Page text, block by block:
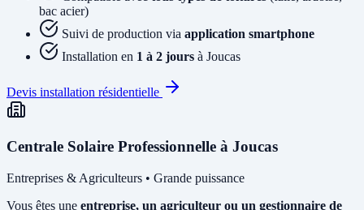
bac acier)
Suivi de production via application smartphone
Installation en 1 à 2 jours à Joucas
Devis installation résidentielle
Centrale Solaire Professionnelle à Joucas
Entreprises & Agriculteurs • Grande puissance
Vous êtes une entreprise, un agriculteur ou un gestionnaire de